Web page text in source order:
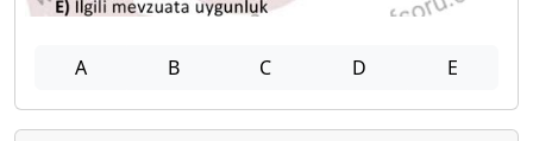
A B C D E